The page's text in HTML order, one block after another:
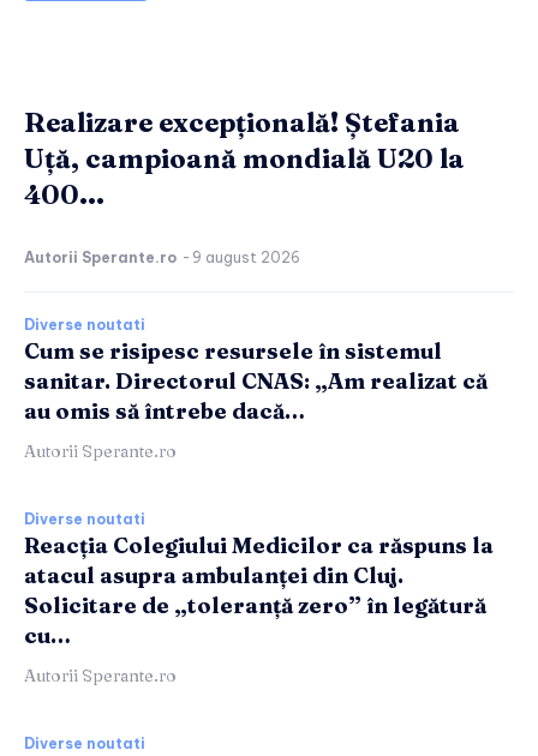
Realizare excepțională! Ștefania
Uță, campioană mondială U20 la
400...
Autorii Sperante.ro - 9 august 2026
Diverse noutati
Cum se risipesc resursele în sistemul
sanitar. Directorul CNAS: „Am realizat că
au omis să întrebe dacă…
Autorii Sperante.ro
Diverse noutati
Reacția Colegiului Medicilor ca răspuns la
atacul asupra ambulanței din Cluj.
Solicitare de „toleranță zero” în legătură
cu…
Autorii Sperante.ro
Diverse noutati